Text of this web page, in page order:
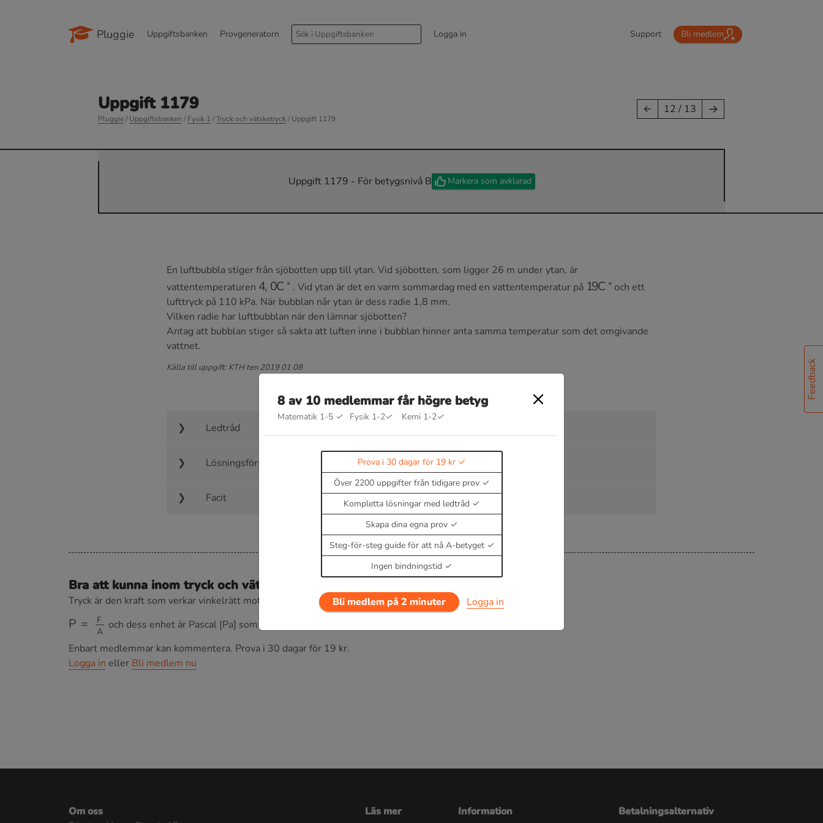
Pluggie Uppgiftsbanken Provgeneratorn Logga in Support Bli medlem
Feedback
Uppgift 1179
Pluggie/Uppgiftsbanken /Fysik 1 /Tryck och vätsketryck/ Uppgift 1179
← 12 / 13 →
Uppgift 1179 - För betygsnivå B Markera som avklarad
En luftbubbla stiger från sjöbotten upp till ytan. Vid sjöbotten, som ligger 26 m under ytan, är
vattentemperaturen
4,0C∘
. Vid ytan är det en varm sommardag med en vattentemperatur på
19C ∘
och ett
lufttryck på 110 kPa. När bubblan når ytan är dess radie 1,8 mm.
Vilken radie har luftbubblan när den lämnar sjöbotten?
Antag att bubblan stiger så sakta att luften inne i bubblan hinner anta samma temperatur som det omgivande
vattnet.
Källa till uppgift: KTH ten 2019 01 08
Ledtråd
Lösningsförslag
Facit
Bra att kunna inom tryck och vätsketryck
Tryck är den kraft som verkar vinkelrätt mot den upptagande arean.
P A
och dess enhet är Pascal [Pa] som är
Enbart medlemmar kan kommentera. Prova i 30 dagar för 19 kr.
Logga in eller Bli medlem nu
8 av 10 medlemmar får högre betyg
Matematik 1-5 ✓ Fysik 1-2✓ Kemi 1-2✓
Prova i 30 dagar för 19 kr
Över 2200 uppgifter från tidigare prov
Kompletta lösningar med ledtråd
Skapa dina egna prov
Steg-för-steg guide för att nå A-betyget
Ingen bindningstid
Bli medlem på 2 minuter Logga in
Om oss Läs mer Information Betalningsalternativ